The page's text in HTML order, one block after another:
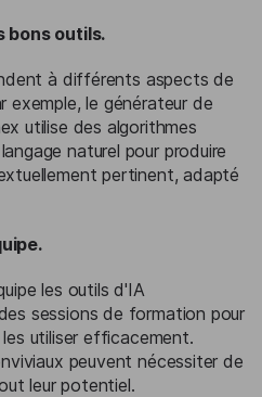
bons outils.
à différents aspects de
le générateur de
utilise des algorithmes
naturel pour produire
pertinent, adapté
les outils d'IA
sessions de formation pour
utiliser efficacement.
peuvent nécessiter de
leur potentiel.